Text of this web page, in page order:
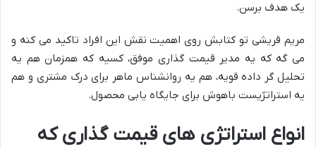
یک هدف برسن.
مریم قریشی تو کتابش روی اهمیت نقش این افراد تاکید می کنه و
می گه که یه مدیر قیمت گذاری موفق، کسیه که همزمان هم یه
تحلیل گر داده قویه، هم یه روانشناس ماهر برای درک مشتری و هم
یه استراتژیست باهوش برای جایگاه یابی محصول.
انواع استراتژی های قیمت گذاری که